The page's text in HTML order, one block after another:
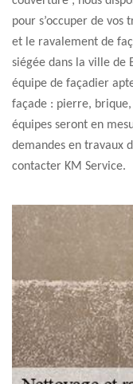
pour s’occuper de
et le ravalement de
siégée dans la ville de
équipe de façadier
façade : pierre, brique,
équipes seront en
demandes en travaux
contacter KM Service.